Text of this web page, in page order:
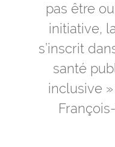
pas être
initiative,
s’inscrit
santé
inclusive